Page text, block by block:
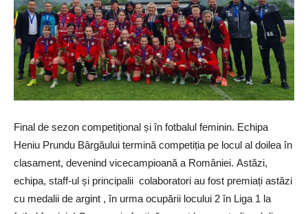
Final de sezon competițional și în fotbalul feminin. Echipa
Heniu Prundu Bârgăului termină competiția pe locul al doilea în
clasament, devenind vicecampioană a României. Astăzi,
echipa, staff-ul și principalii colaboratori au fost premiați astăzi
cu medalii de argint , în urma ocupării locului 2 în Liga 1 la